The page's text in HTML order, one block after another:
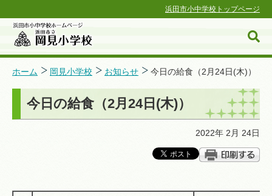
浜田市小中学校トップページ
浜田市小中学校ホームページ
ホーム 岡見小学校 お知らせ 今日の給食（2月24日(木)）
今日の給食（2月24日(木)）
2022年 2月 24日